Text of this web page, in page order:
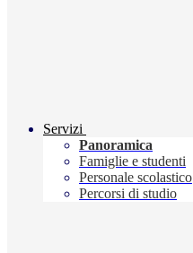
Servizi
Panoramica
Famiglie e studenti
Personale scolastico
Percorsi di studio